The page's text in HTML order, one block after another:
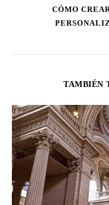
CÓMO
TAMBIÉN